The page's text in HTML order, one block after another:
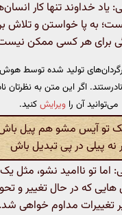
خداوند تنها کار
به پا خواستن و تلاش
برای هر کسی ممکن
تولید شده توسط
نادرستند. اگر این متن به
می‌توانید آن را ویرایشکنید.
تو آیس مشو هم پیل
نه پیلی در پی تبدیل باش
تو ناامید نشو، مثل
هایی که در حال تغییر و
تغییرات مداوم خواهی شد.